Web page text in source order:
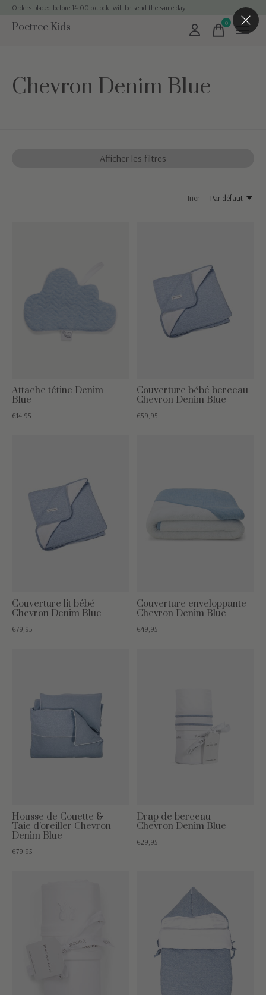
Orders placed before 14:00 o'clock, will be send the same day
Poetree Kids 0items
Chevron Denim Blue
Afficher les filtres
Trier — Par défaut
Attache tétine Denim
Blue
€14,95
Couverture bébé berceau
Chevron Denim Blue
€59,95
Couverture lit bébé
Chevron Denim Blue
€79,95
Couverture enveloppante
Chevron Denim Blue
€49,95
Housse de Couette &
Taie d'oreiller Chevron
Denim Blue
€79,95
Drap de berceau
Chevron Denim Blue
€29,95